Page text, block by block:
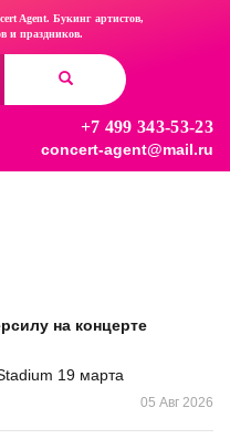
Agent. Букинг артистов,
и праздников.
+7 499 343-53-23
concert-agent@mail.ru
на концерте
19 марта
05 Авг 2026